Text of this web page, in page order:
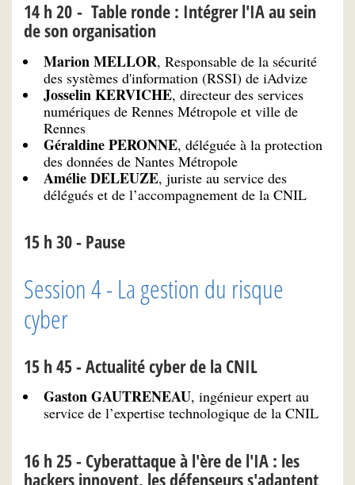
14 h 20 - Table ronde : Intégrer l'IA au sein
de son organisation
Marion MELLOR, Responsable de la sécurité
des systèmes d'information (RSSI) de iAdvize
Josselin KERVICHE, directeur des services
numériques de Rennes Métropole et ville de
Rennes
Géraldine PERONNE, déléguée à la protection
des données de Nantes Métropole
Amélie DELEUZE, juriste au service des
délégués et de l’accompagnement de la CNIL
15 h 30 - Pause
Session 4 - La gestion du risque
cyber
15 h 45 - Actualité cyber de la CNIL
Gaston GAUTRENEAU, ingénieur expert au
service de l’expertise technologique de la CNIL
16 h 25 - Cyberattaque à l'ère de l'IA : les
hackers innovent, les défenseurs s'adaptent